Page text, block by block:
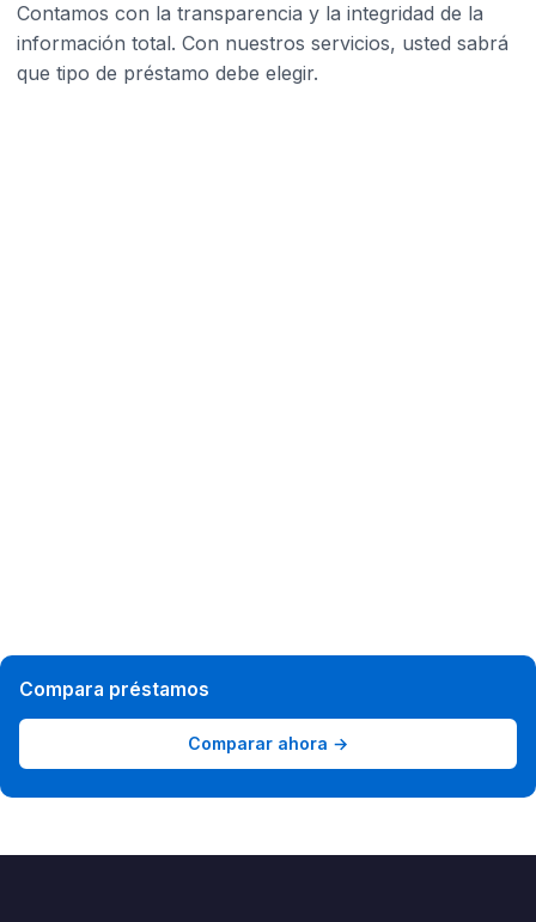
Contamos con la transparencia y la integridad de la
información total. Con nuestros servicios, usted sabrá
que tipo de préstamo debe elegir.
Compara préstamos
Comparar ahora →